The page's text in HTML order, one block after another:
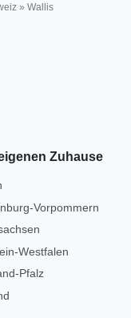
» Wallis
Zuhause
Vorpommern
Westfalen
Pfalz